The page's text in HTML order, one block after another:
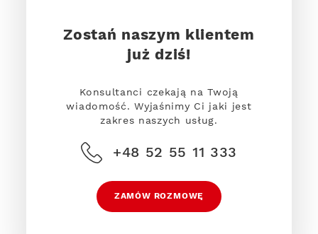
Zostań naszym klientem
już dziś!
Konsultanci czekają na Twoją
wiadomość. Wyjaśnimy Ci jaki jest
zakres naszych usług.
+48 52 55 11 333
ZAMÓW ROZMOWĘ